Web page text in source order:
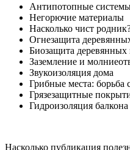
Антипотопные
Негорючие материалы
Насколько чист
Огнезащита
Биозащита деревянных
Заземление и
Звукоизоляция дома
Грибные места: борьба
Грязезащитные
Гидроизоляция балкона
Насколько публикация